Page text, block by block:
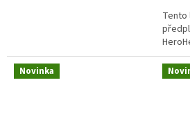
Tento
Novinka